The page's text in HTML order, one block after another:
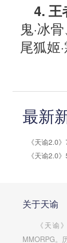
4. 王
鬼·冰
尾狐姬
最新
关于天谕
《天谕
MMORPG。